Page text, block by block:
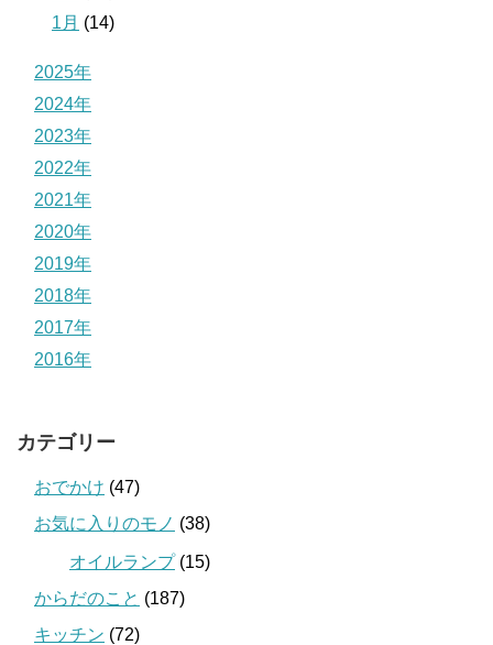
1月 (14)
2025年
2024年
2023年
2022年
2021年
2020年
2019年
2018年
2017年
2016年
カテゴリー
おでかけ (47)
お気に入りのモノ (38)
オイルランプ(15)
からだのこと (187)
キッチン (72)